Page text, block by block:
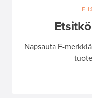
F
Napsauta F-